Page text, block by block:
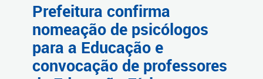
Prefeitura confirma
nomeação de psicólogos
para a Educação e
convocação de professores